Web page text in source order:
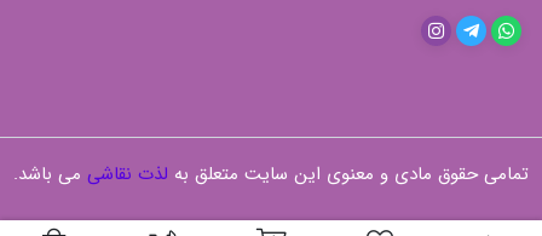
تمامی حقوق مادی و معنوی این سایت متعلق به لذت نقاشی می باشد.